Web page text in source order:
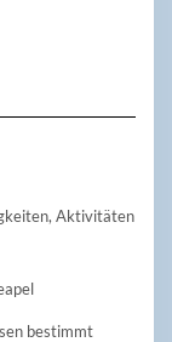
Aktivitäten
bestimmt